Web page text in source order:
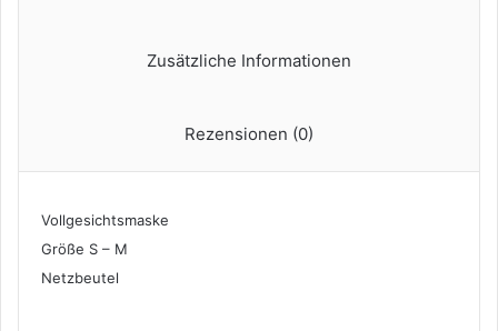
Zusätzliche Informationen
Rezensionen (0)
Vollgesichtsmaske
Größe S – M
Netzbeutel